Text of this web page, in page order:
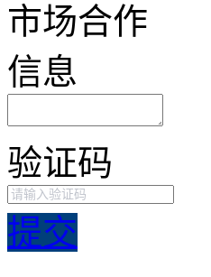
市场合作
信息
验证码
提交